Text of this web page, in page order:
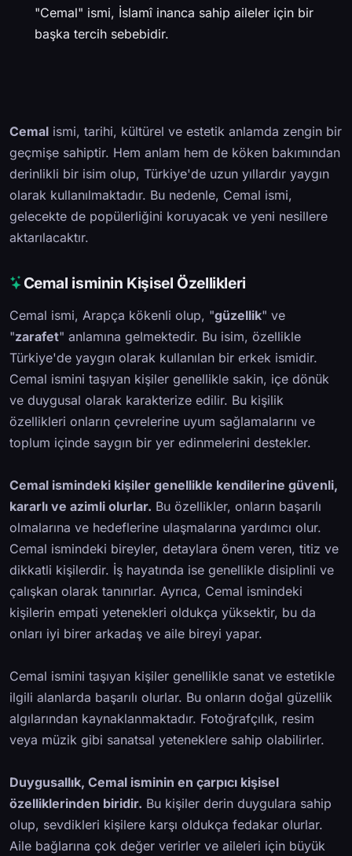
"Cemal" ismi, İslamî inanca sahip aileler için bir
başka tercih sebebidir.
Cemal ismi, tarihi, kültürel ve estetik anlamda zengin bir
geçmişe sahiptir. Hem anlam hem de köken bakımından
derinlikli bir isim olup, Türkiye'de uzun yıllardır yaygın
olarak kullanılmaktadır. Bu nedenle, Cemal ismi,
gelecekte de popülerliğini koruyacak ve yeni nesillere
aktarılacaktır.
Cemal isminin Kişisel Özellikleri
Cemal ismi, Arapça kökenli olup, "güzellik" ve
"zarafet" anlamına gelmektedir. Bu isim, özellikle
Türkiye'de yaygın olarak kullanılan bir erkek ismidir.
Cemal ismini taşıyan kişiler genellikle sakin, içe dönük
ve duygusal olarak karakterize edilir. Bu kişilik
özellikleri onların çevrelerine uyum sağlamalarını ve
toplum içinde saygın bir yer edinmelerini destekler.
Cemal ismindeki kişiler genellikle kendilerine güvenli,
kararlı ve azimli olurlar. Bu özellikler, onların başarılı
olmalarına ve hedeflerine ulaşmalarına yardımcı olur.
Cemal ismindeki bireyler, detaylara önem veren, titiz ve
dikkatli kişilerdir. İş hayatında ise genellikle disiplinli ve
çalışkan olarak tanınırlar. Ayrıca, Cemal ismindeki
kişilerin empati yetenekleri oldukça yüksektir, bu da
onları iyi birer arkadaş ve aile bireyi yapar.
Cemal ismini taşıyan kişiler genellikle sanat ve estetikle
ilgili alanlarda başarılı olurlar. Bu onların doğal güzellik
algılarından kaynaklanmaktadır. Fotoğrafçılık, resim
veya müzik gibi sanatsal yeteneklere sahip olabilirler.
Duygusallık, Cemal isminin en çarpıcı kişisel
özelliklerinden biridir. Bu kişiler derin duygulara sahip
olup, sevdikleri kişilere karşı oldukça fedakar olurlar.
Aile bağlarına çok değer verirler ve aileleri için büyük